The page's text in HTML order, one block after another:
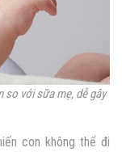
với sữa mẹ, dễ gây
con không thể đi